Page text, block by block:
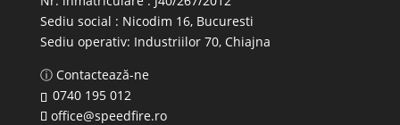
Sediu social : Nicodim 16, Bucuresti
Sediu operativ: Industriilor 70, Chiajna
ⓘ Contactează-ne
0740 195 012
office@speedfire.ro